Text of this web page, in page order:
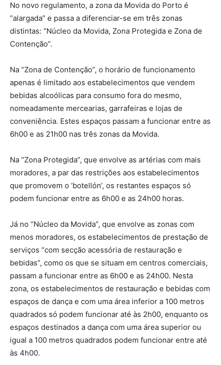
No novo regulamento, a zona da Movida do Porto é
“alargada” e passa a diferenciar-se em três zonas
distintas: “Núcleo da Movida, Zona Protegida e Zona de
Contenção”.
Na “Zona de Contenção”, o horário de funcionamento
apenas é limitado aos estabelecimentos que vendem
bebidas alcoólicas para consumo fora do mesmo,
nomeadamente mercearias, garrafeiras e lojas de
conveniência. Estes espaços passam a funcionar entre as
6h00 e as 21h00 nas três zonas da Movida.
Na “Zona Protegida”, que envolve as artérias com mais
moradores, a par das restrições aos estabelecimentos
que promovem o ‘botellón’, os restantes espaços só
podem funcionar entre as 6h00 e as 24h00 horas.
Já no “Núcleo da Movida”, que envolve as zonas com
menos moradores, os estabelecimentos de prestação de
serviços “com secção acessória de restauração e
bebidas”, como os que se situam em centros comerciais,
passam a funcionar entre as 6h00 e as 24h00. Nesta
zona, os estabelecimentos de restauração e bebidas com
espaços de dança e com uma área inferior a 100 metros
quadrados só podem funcionar até às 2h00, enquanto os
espaços destinados a dança com uma área superior ou
igual a 100 metros quadrados podem funcionar entre até
às 4h00.